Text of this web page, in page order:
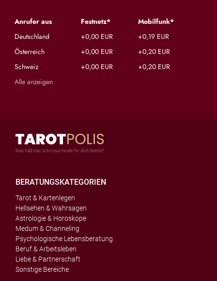
Anrufer aus Festnetz*
Mobilfunk*
Deutschland
+0,00 EUR
+0,19 EUR
Österreich
+0,00 EUR
+0,20 EUR
Schweiz
+0,00 EUR
+0,20 EUR
Alle anzeigen
BERATUNGSKATEGORIEN
Tarot & Kartenlegen
Hellsehen & Wahrsagen
Astrologie & Horoskope
Medum & Channeling
Psychologische Lebensberatung
Beruf & Arbeitsleben
Liebe & Partnerschaft
Sonstige Bereiche